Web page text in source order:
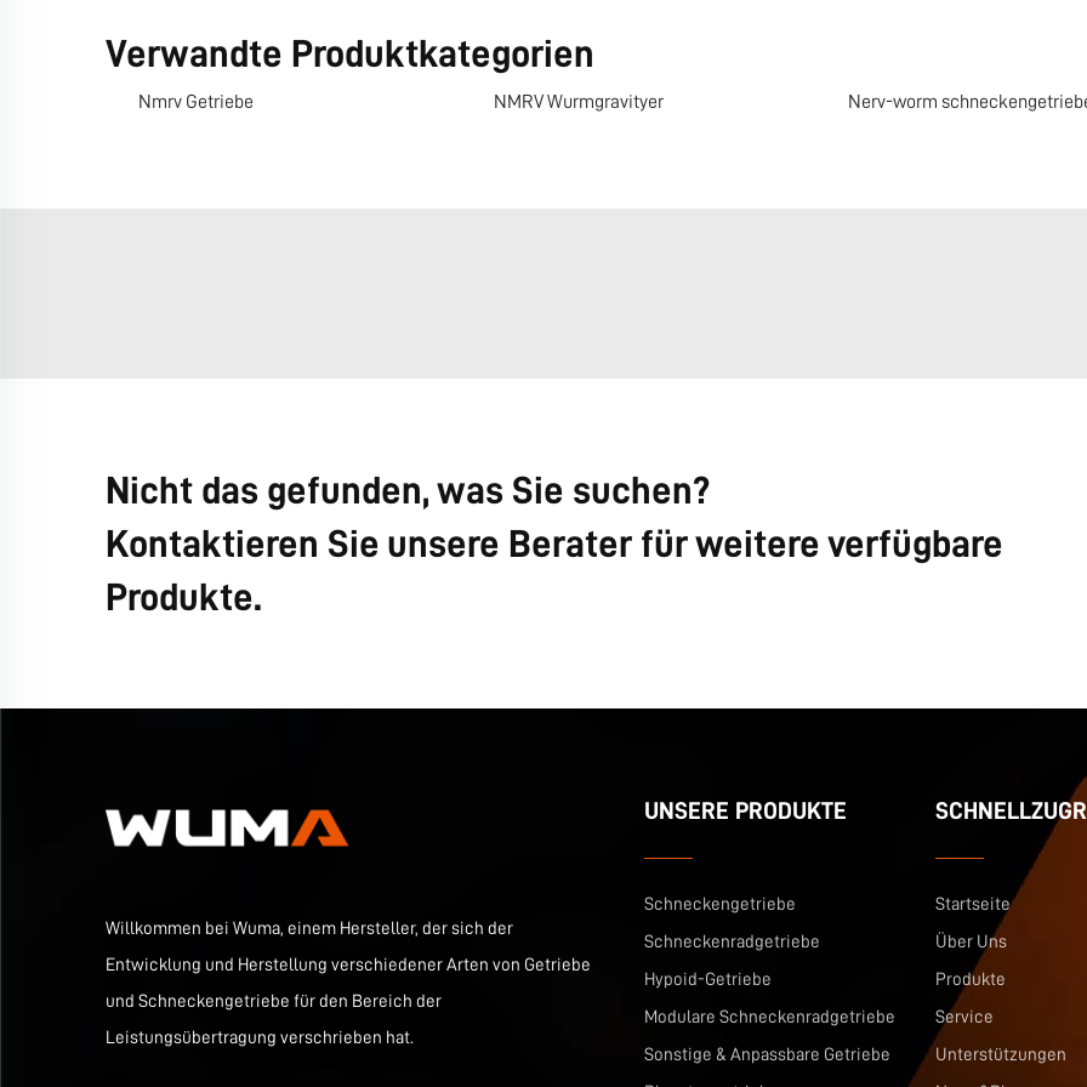
Verwandte Produktkategorien
Nmrv Getriebe NMRV Wurmgravityer Nerv-worm
Nicht das gefunden, was Sie suchen?
Kontaktieren Sie unsere Berater für weitere verfügbare
Produkte.
Willkommen bei Wuma, einem Hersteller, der sich der
Entwicklung und Herstellung verschiedener Arten von Getriebe
und Schneckengetriebe für den Bereich der
Leistungsübertragung verschrieben hat.
UNSERE PRODUKTE
Schneckengetriebe
Schneckenradgetriebe
Hypoid-Getriebe
Modulare Schneckenradgetriebe
Sonstige & Anpassbare Getriebe
Startseite
Über Uns
Produkte
Service
Unterstützungen